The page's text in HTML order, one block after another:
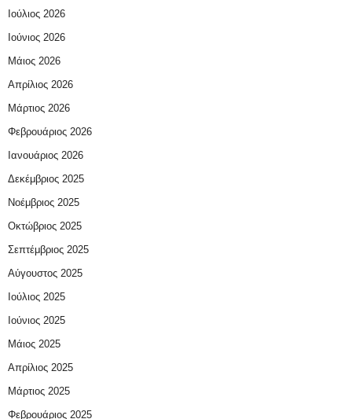
Ιούλιος 2026
Ιούνιος 2026
Μάιος 2026
Απρίλιος 2026
Μάρτιος 2026
Φεβρουάριος 2026
Ιανουάριος 2026
Δεκέμβριος 2025
Νοέμβριος 2025
Οκτώβριος 2025
Σεπτέμβριος 2025
Αύγουστος 2025
Ιούλιος 2025
Ιούνιος 2025
Μάιος 2025
Απρίλιος 2025
Μάρτιος 2025
Φεβρουάριος 2025